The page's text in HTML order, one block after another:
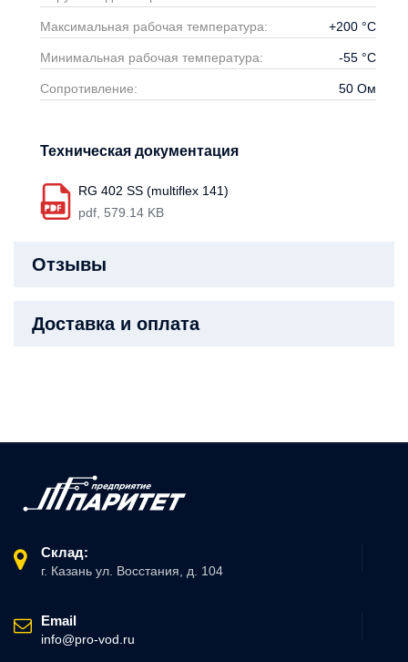
Максимальная рабочая температура: +200 °С
Минимальная рабочая температура: -55 °С
Сопротивление: 50 Ом
Техническая документация
RG 402 SS (multiflex 141)
pdf, 579.14 KB
Отзывы
Доставка и оплата
Склад:
г. Казань ул. Восстания, д. 104
Email
info@pro-vod.ru